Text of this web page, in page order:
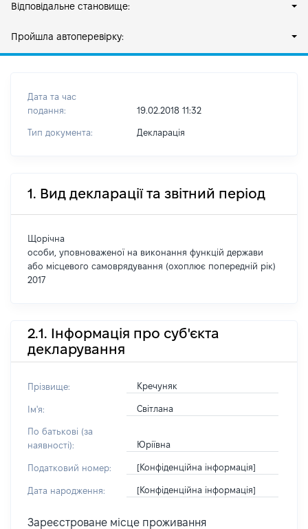
Відповідальне становище:
Пройшла автоперевірку:
Дата та час
подання:
19.02.2018 11:32
Тип документа: Декларація
1. Вид декларації та звітний період
Щорічна
особи, уповноваженої на виконання функцій держави
або місцевого самоврядування (охоплює попередній рік)
2017
2.1. Інформація про суб'єкта
декларування
Прізвище: Кречуняк
Ім'я: Світлана
По батькові (за
наявності):
Юріївна
Податковий номер: [Конфіденційна інформація]
Дата народження: [Конфіденційна інформація]
Зареєстроване місце проживання